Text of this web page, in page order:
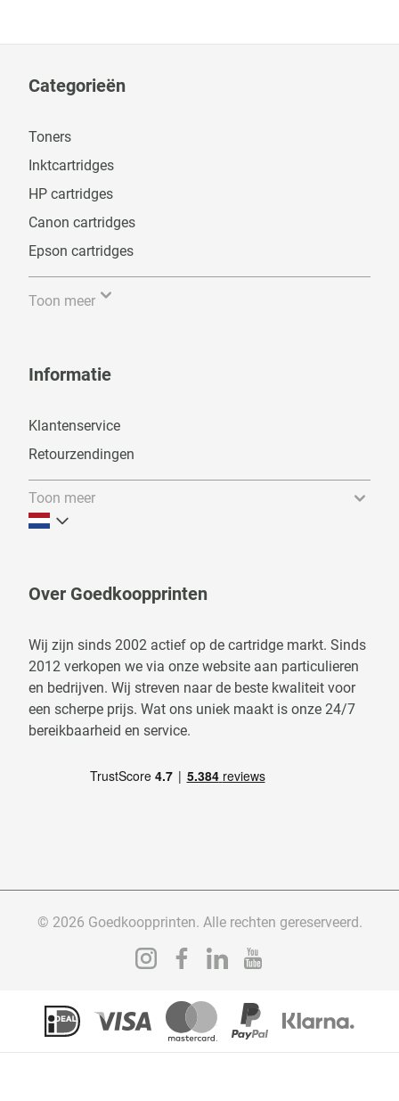
Categorieën
Toners
Inktcartridges
HP cartridges
Canon cartridges
Epson cartridges
Toon meer
Informatie
Klantenservice
Retourzendingen
Toon meer
Over Goedkoopprinten
Wij zijn sinds 2002 actief op de cartridge markt. Sinds
2012 verkopen we via onze website aan particulieren
en bedrijven. Wij streven naar de beste kwaliteit voor
een scherpe prijs. Wat ons uniek maakt is onze 24/7
bereikbaarheid en service.
© 2026 Goedkoopprinten. Alle rechten gereserveerd.